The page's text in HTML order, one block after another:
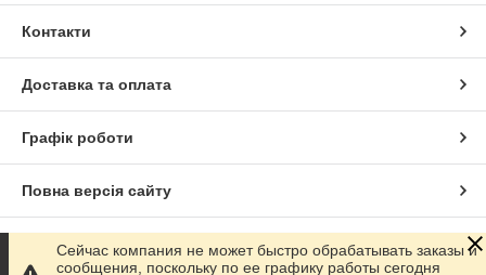
Контакти
Доставка та оплата
Графік роботи
Повна версія сайту
Сайт створено на маркетплейсі Prom.ua
Сейчас компания не может быстро обрабатывать заказы и
сообщения, поскольку по ее графику работы сегодня